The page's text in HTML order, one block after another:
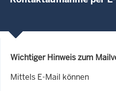
Wichtiger Hinweis zum
Mittels E-Mail können